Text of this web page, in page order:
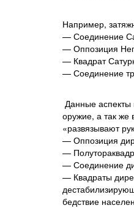
Например,
— Соединение
— Оппозиция
— Квадрат
— Соединение
Данные аспекты
оружие, а так же
«развязывают
— Оппозиция
—
— Соединение
— Квадраты
бедствие